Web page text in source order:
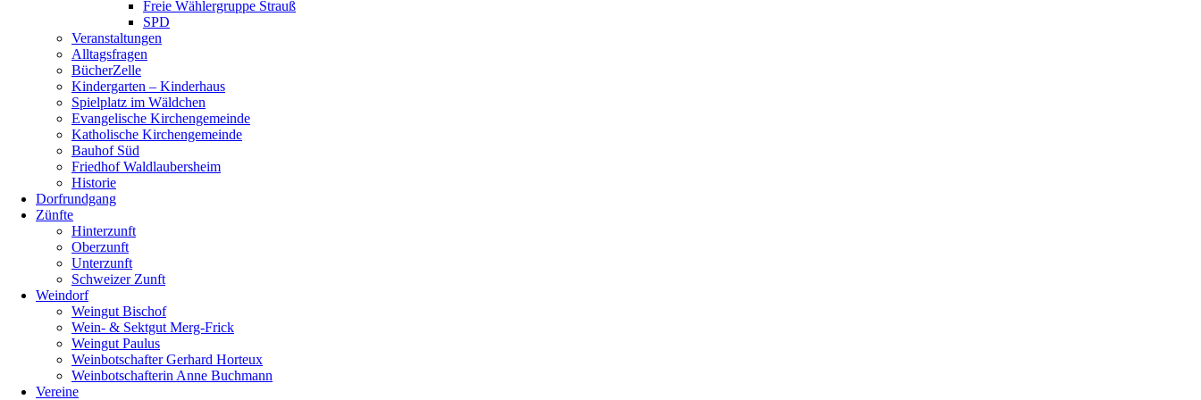
Freie Wählergruppe Strauß
SPD
Veranstaltungen
Alltagsfragen
BücherZelle
Kindergarten – Kinderhaus
Spielplatz im Wäldchen
Evangelische Kirchengemeinde
Katholische Kirchengemeinde
Bauhof Süd
Friedhof Waldlaubersheim
Historie
Dorfrundgang
Zünfte
Hinterzunft
Oberzunft
Unterzunft
Schweizer Zunft
Weindorf
Weingut Bischof
Wein- & Sektgut Merg-Frick
Weingut Paulus
Weinbotschafter Gerhard Horteux
Weinbotschafterin Anne Buchmann
Vereine